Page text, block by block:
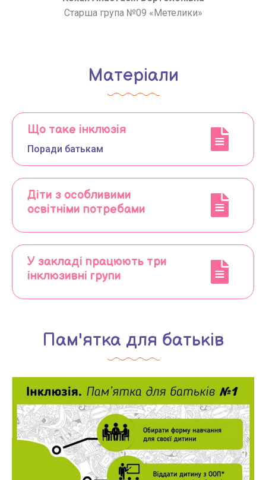
Старша група №09 «Метелики»
Матеріали
Що таке інклюзія
Поради батькам
Діти з особливими
освітніми потребами
У закладі працюють три
інклюзивні групи
Пам'ятка для батьків